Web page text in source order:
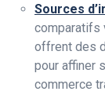
Sources
comparatifs
offrent des
pour affiner
commerce